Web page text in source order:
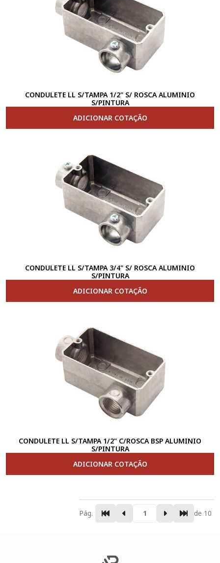
CONDULETE LL S/TAMPA 1/2" S/ ROSCA ALUMINIO
S/PINTURA
ADICIONAR COTAÇÃO
CONDULETE LL S/TAMPA 3/4" S/ ROSCA ALUMINIO
S/PINTURA
ADICIONAR COTAÇÃO
CONDULETE LL S/TAMPA 1/2" C/ROSCA BSP ALUMINIO
S/PINTURA
ADICIONAR COTAÇÃO
Pág. de 10